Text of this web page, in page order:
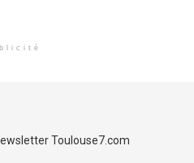
Toulouse7.com